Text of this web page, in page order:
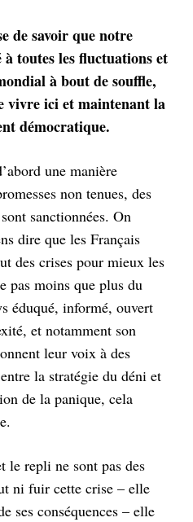
de savoir que notre
à toutes les fluctuations et
à bout de souffle,
vivre ici et maintenant la
démocratique.
une manière
non tenues, des
sanctionnées. On
dire que les Français
des crises pour mieux les
pas moins que plus du
éduqué, informé, ouvert
et notamment son
leur voix à des
la stratégie du déni et
de la panique, cela
le repli ne sont pas des
ni fuir cette crise – elle
ses conséquences – elle